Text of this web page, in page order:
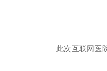
此次互联网医